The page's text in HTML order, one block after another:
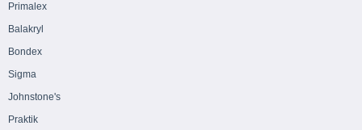
Primalex
Balakryl
Bondex
Sigma
Johnstone's
Praktik